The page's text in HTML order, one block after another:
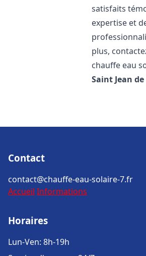
satisfaits
expertise et
plus,
chauffe eau
Saint Jean
Contact
contact@chauffe-eau-solaire-7.fr
Accueil Informations
Horaires
Lun-Ven: 8h-19h